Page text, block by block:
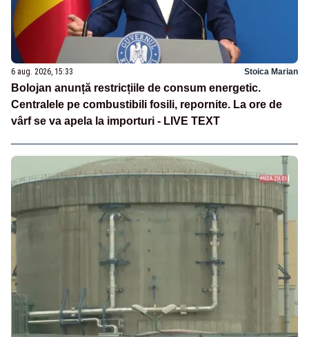
6 aug. 2026, 15:33 Stoica Marian
Bolojan anunță restricțiile de consum energetic.
Centralele pe combustibili fosili, repornite. La ore de
vârf se va apela la importuri - LIVE TEXT